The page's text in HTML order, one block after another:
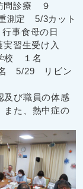
問診療 ９
定 5/3カット
事食母の日
習生受け入
校 １名
5/29 リビン
び職員の体感
また、熱中症の